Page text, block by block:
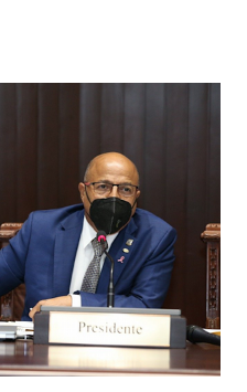
quien actualmente es
el sábado 30 de julio.